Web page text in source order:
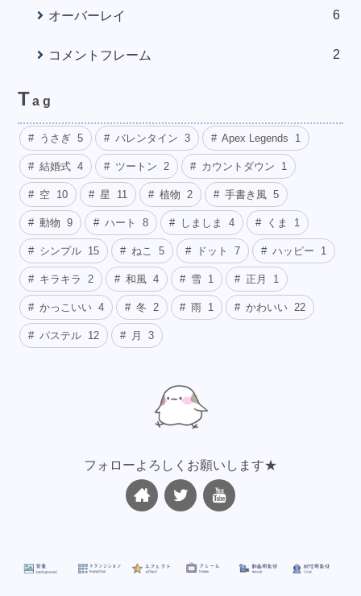
オーバーレイ 6
コメントフレーム 2
Tag
うさぎ 5 バレンタイン 3 Apex Legends 1
結婚式 4 ツートン 2 カウントダウン 1
空 10 星 11 植物 2 手書き風 5
動物 9 ハート 8 しましま 4 くま 1
シンプル 15 ねこ 5 ドット 7 ハッピー 1
キラキラ 2 和風 4 雪 1 正月 1
かっこいい 4 冬 2 雨 1 かわいい 22
パステル 12 月 3
フォローよろしくお願いします★